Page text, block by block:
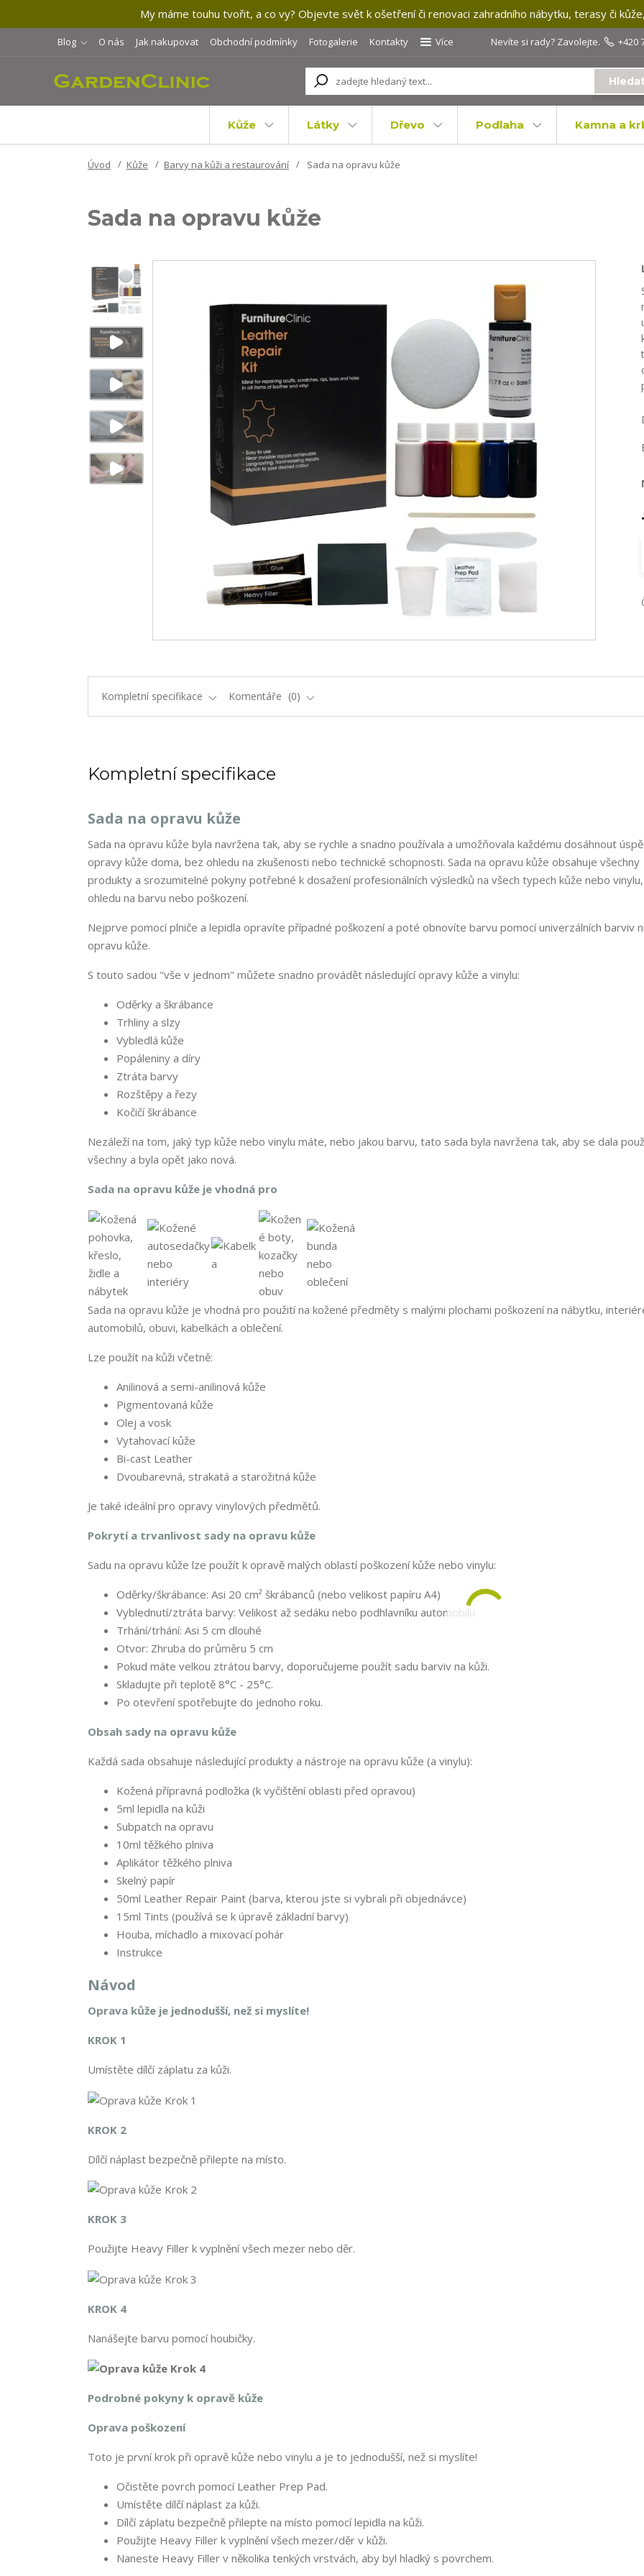
My máme touhu tvořit, a co vy? Objevte svět k ošetření či renovaci zahradního nábytku, terasy či
Blog O nás Jak nakupovat Obchodní podmínky Fotogalerie Kontakty Více Nevíte si rady? Zavolejte. +420
Kůže Látky Dřevo Podlaha Kamna a
Úvod Kůže Barvy na kůži a restaurování Sada na opravu kůže
Sada na opravu kůže
Kompletní specifikace Komentáře 0
Kompletní specifikace
Sada na opravu kůže
Sada na opravu kůže byla navržena tak, aby se rychle a snadno používala a umožňovala každému dosáhnout
opravy kůže doma, bez ohledu na zkušenosti nebo technické schopnosti. Sada na opravu kůže obsahuje všechny
produkty a srozumitelné pokyny potřebné k dosažení profesionálních výsledků na všech typech kůže nebo
ohledu na barvu nebo poškození.
Nejprve pomocí plniče a lepidla opravíte případné poškození a poté obnovíte barvu pomocí univerzálních barviv
opravu kůže.
S touto sadou "vše v jednom" můžete snadno provádět následující opravy kůže a vinylu:
Oděrky a škrábance
Trhliny a slzy
Vybledlá kůže
Popáleniny a díry
Ztráta barvy
Rozštěpy a řezy
Kočičí škrábance
Nezáleží na tom, jaký typ kůže nebo vinylu máte, nebo jakou barvu, tato sada byla navržena tak, aby se dala
všechny a byla opět jako nová.
Sada na opravu kůže je vhodná pro
Sada na opravu kůže je vhodná pro použití na kožené předměty s malými plochami poškození na nábytku,
automobilů, obuvi, kabelkách a oblečení.
Lze použít na kůži včetně:
Anilinová a semi-anilinová kůže
Pigmentovaná kůže
Olej a vosk
Vytahovací kůže
Bi-cast Leather
Dvoubarevná, strakatá a starožitná kůže
Je také ideální pro opravy vinylových předmětů.
Pokrytí a trvanlivost sady na opravu kůže
Sadu na opravu kůže lze použít k opravě malých oblastí poškození kůže nebo vinylu:
Oděrky/škrábance: Asi 20 cm² škrábanců (nebo velikost papíru A4)
Vyblednutí/ztráta barvy: Velikost až sedáku nebo podhlavníku automobilu
Trhání/trhání: Asi 5 cm dlouhé
Otvor: Zhruba do průměru 5 cm
Pokud máte velkou ztrátou barvy, doporučujeme použít sadu barviv na kůži.
Skladujte při teplotě 8°C - 25°C.
Po otevření spotřebujte do jednoho roku.
Obsah sady na opravu kůže
Každá sada obsahuje následující produkty a nástroje na opravu kůže (a vinylu):
Kožená přípravná podložka (k vyčištění oblasti před opravou)
5ml lepidla na kůži
Subpatch na opravu
10ml těžkého plniva
Aplikátor těžkého plniva
Skelný papír
50ml Leather Repair Paint (barva, kterou jste si vybrali při objednávce)
15ml Tints (používá se k úpravě základní barvy)
Houba, míchadlo a mixovací pohár
Instrukce
Návod
Oprava kůže je jednodušší, než si myslíte!
KROK 1
Umístěte dílčí záplatu za kůži.
KROK 2
Dílčí náplast bezpečně přilepte na místo.
KROK 3
Použijte Heavy Filler k vyplnění všech mezer nebo děr.
KROK 4
Nanášejte barvu pomocí houbičky.
Podrobné pokyny k opravě kůže
Oprava poškození
Toto je první krok při opravě kůže nebo vinylu a je to jednodušší, než si myslíte!
Očistěte povrch pomocí Leather Prep Pad.
Umístěte dílčí náplast za kůži.
Dílčí záplatu bezpečně přilepte na místo pomocí lepidla na kůži.
Použijte Heavy Filler k vyplnění všech mezer/děr v kůži.
Naneste Heavy Filler v několika tenkých vrstvách, aby byl hladký s povrchem.